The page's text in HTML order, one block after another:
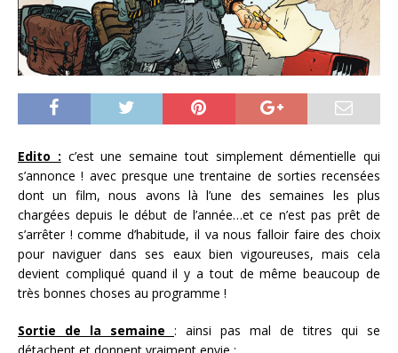
Edito : c’est une semaine tout simplement démentielle qui
s’annonce ! avec presque une trentaine de sorties recensées
dont un film, nous avons là l’une des semaines les plus
chargées depuis le début de l’année…et ce n’est pas prêt de
s’arrêter ! comme d’habitude, il va nous falloir faire des choix
pour naviguer dans ses eaux bien vigoureuses, mais cela
devient compliqué quand il y a tout de même beaucoup de
très bonnes choses au programme !
Sortie de la semaine : ainsi pas mal de titres qui se